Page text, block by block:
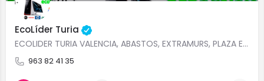
EcoLíder Turia
ECOLIDER TURIA VALENCIA, ABASTOS, EXTRAMURS, PLAZA ESPAÑA REPARACIÓN PORTÁTILES EN VALENCIA REPARACIÓN…
963 82 41 35